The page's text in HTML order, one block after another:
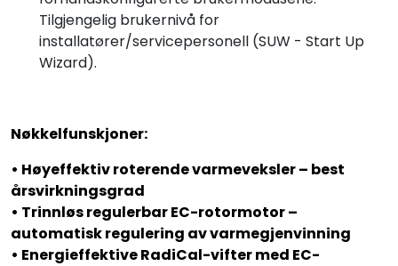
Tilgjengelig brukernivå for
installatører/servicepersonell (SUW - Start Up
Wizard).
Nøkkelfunskjoner:
• Høyeffektiv roterende varmeveksler – best
årsvirkningsgrad
• Trinnløs regulerbar EC-rotormotor –
automatisk regulering av varmegjenvinning
• Energieffektive RadiCal-vifter med EC-